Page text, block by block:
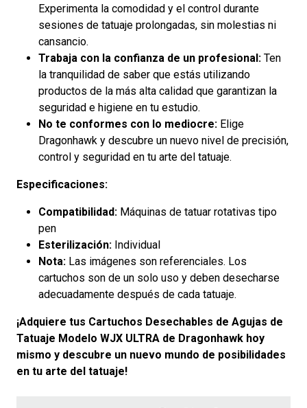
Experimenta la comodidad y el control durante
sesiones de tatuaje prolongadas, sin molestias ni
cansancio.
Trabaja con la confianza de un profesional: Ten
la tranquilidad de saber que estás utilizando
productos de la más alta calidad que garantizan la
seguridad e higiene en tu estudio.
No te conformes con lo mediocre: Elige
Dragonhawk y descubre un nuevo nivel de precisión,
control y seguridad en tu arte del tatuaje.
Especificaciones:
Compatibilidad: Máquinas de tatuar rotativas tipo
pen
Esterilización: Individual
Nota: Las imágenes son referenciales. Los
cartuchos son de un solo uso y deben desecharse
adecuadamente después de cada tatuaje.
¡Adquiere tus Cartuchos Desechables de Agujas de
Tatuaje Modelo WJX ULTRA de Dragonhawk hoy
mismo y descubre un nuevo mundo de posibilidades
en tu arte del tatuaje!